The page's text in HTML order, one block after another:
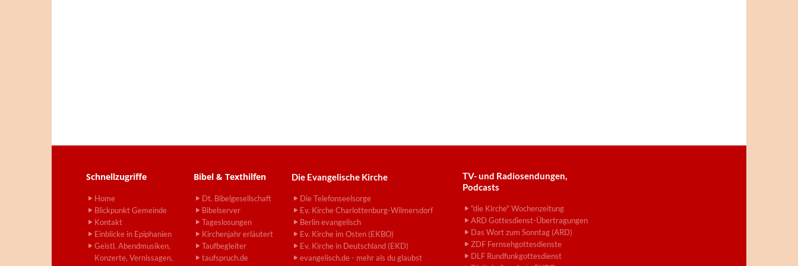
Schnellzugriffe
Home
Blickpunkt Gemeinde
Kontakt
Einblicke in Epiphanien
Geistl. Abendmusiken,
Konzerte, Vernissagen,
Bibel & Texthilfen
Dt. Bibelgesellschaft
Bibelserver
Tageslosungen
Kirchenjahr erläutert
Taufbegleiter
taufspruch.de
Die Evangelische Kirche
Die Telefonseelsorge
Ev. Kirche Charlottenburg-Wilmersdorf
Berlin evangelisch
Ev. Kirche im Osten (EKBO)
Ev. Kirche in Deutschland (EKD)
evangelisch.de - mehr als du glaubst
TV- und Radiosendungen,
Podcasts
"die Kirche" Wochenzeitung
ARD Gottesdienst-Übertragungen
Das Wort zum Sonntag (ARD)
ZDF Fernsehgottesdienste
DLF Rundfunkgottesdienst